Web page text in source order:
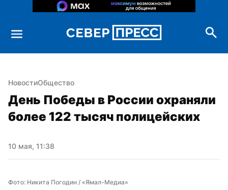
НовостиОбщество
День Победы в России охраняли
более 122 тысяч полицейских
10 мая, 11:38
Фото: Никита Погодин / «Ямал-Медиа»